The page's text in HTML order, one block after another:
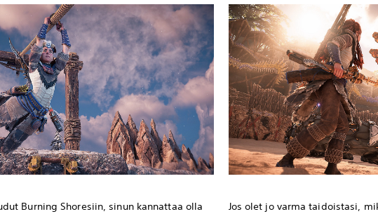
Burning Shoresiin, sinun kannattaa olla
Jos olet jo varma taidoistasi,